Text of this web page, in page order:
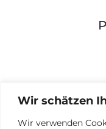
Wir schätzen
Wir verwenden